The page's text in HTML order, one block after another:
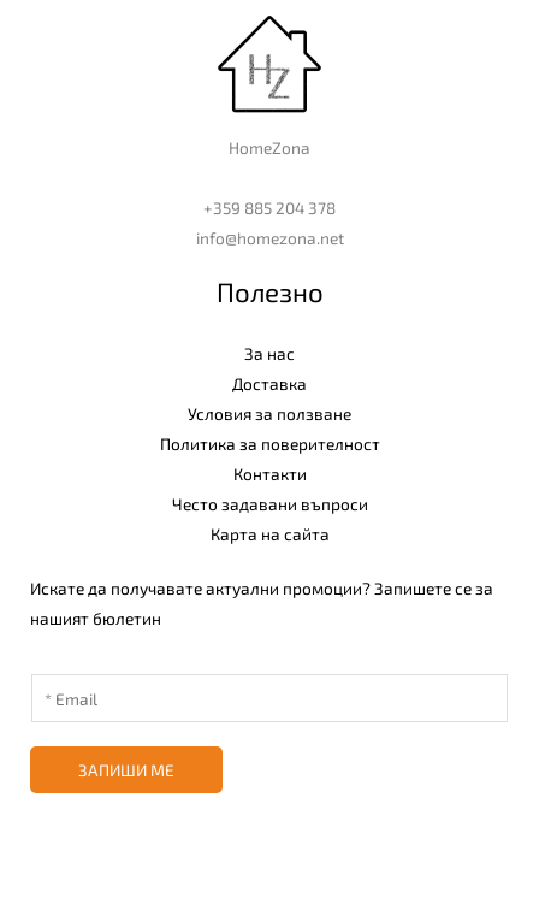
HomeZona
+359 885 204 378
info@homezona.net
Полезно
За нас
Доставка
Условия за ползване
Политика за поверителност
Контакти
Често задавани въпроси
Карта на сайта
Искате да получавате актуални промоции? Запишете се за
нашият бюлетин
ЗАПИШИ МЕ